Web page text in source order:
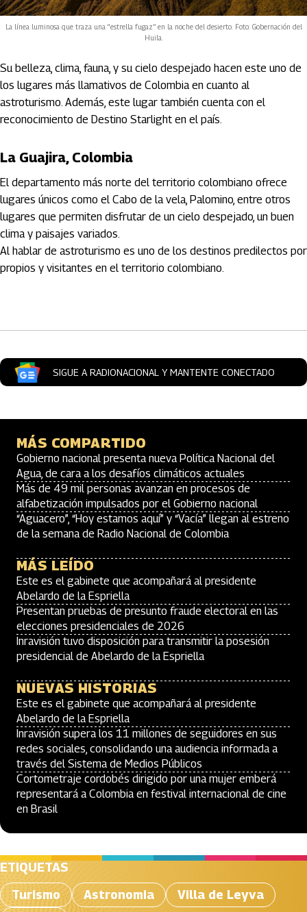
La línea luminosa que traza una “estrella fugaz” en la noche del desierto. Foto: Gobernación del
Huila.
Su belleza, clima, fauna, y su cielo despejado hacen este uno de
los lugares más llamativos de Colombia en cuanto al
astroturismo. Además, este lugar también cuenta con el
reconocimiento de Destino Starlight en el país.
La Guajira, Colombia
El departamento más norte del territorio colombiano ofrece
lugares únicos como el Cabo de la vela, Palomino, entre otros
lugares que permiten disfrutar de un cielo despejado, un buen
clima y paisajes variados.
Al hablar de astroturismo es uno de los destinos predilectos por
propios y visitantes en el territorio colombiano.
SIGUE A RADIONACIONAL Y MANTENTE CONECTADO
MÁS COMPARTIDO
Gobierno nacional presenta nueva Política Nacional del
Agua, de cara a los desafíos climáticos actuales
Más de 49 mil personas avanzan en procesos de
alfabetización impulsados por el Gobierno nacional
“Aguacero”, “Hoy estamos aquí” y “Vacía” llegan al estreno
de la semana de Radio Nacional de Colombia
MÁS LEÍDO
Este es el gabinete que acompañará al presidente
Abelardo de la Espriella
Presentan pruebas de presunto fraude electoral en las
elecciones presidenciales de 2026
Inravisión tuvo disposición para transmitir la posesión
presidencial de Abelardo de la Espriella
NUEVAS HISTORIAS
Este es el gabinete que acompañará al presidente
Abelardo de la Espriella
Inravisión supera los 11 millones de seguidores en sus
redes sociales, consolidando una audiencia informada a
través del Sistema de Medios Públicos
Cortometraje cordobés dirigido por una mujer emberá
representará a Colombia en festival internacional de cine
en Brasil
ETIQUETAS
Turismo
Astronomia
Villa de Leyva